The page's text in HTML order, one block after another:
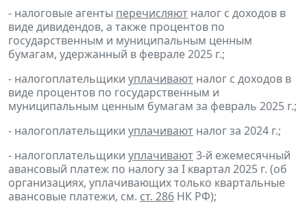
- налоговые агенты перечисляют налог с доходов в
виде дивидендов, а также процентов по
государственным и муниципальным ценным
бумагам, удержанный в феврале 2025 г.;
- налогоплательщики уплачивают налог с доходов в
виде процентов по государственным и
муниципальным ценным бумагам за февраль 2025 г.;
- налогоплательщики уплачивают налог за 2024 г.;
- налогоплательщики уплачивают3-й ежемесячный
авансовый платеж по налогу за I квартал 2025 г. (об
организациях, уплачивающих только квартальные
авансовые платежи, см. ст. 286 НК РФ);